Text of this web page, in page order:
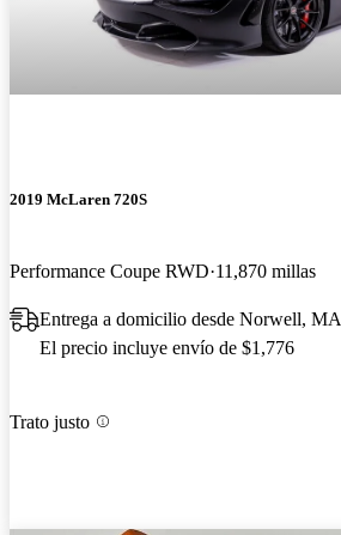
2019 McLaren 720S
Performance Coupe RWD 11,870 millas
Entrega a domicilio desde Norwell, MA
El precio incluye envío de $1,776
Trato justo